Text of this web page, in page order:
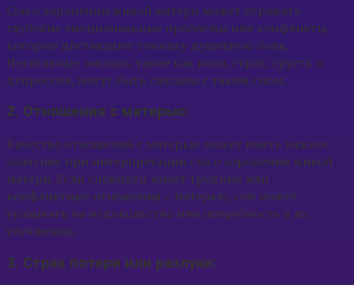
Сон о хоронении живой матери может отражать
глубокие эмоциональные проблемы или конфликты,
которые доставляют соннику душевную боль.
Негативные эмоции, такие как вина, страх, грусть и
депрессия, могут быть связаны с таким сном.
2. Отношения с матерью:
Качество отношений с матерью может иметь важное
значение при интерпретации сна о хоронении живой
матери. Если сновидец имеет трудные или
конфликтные отношения с матерью, сон может
указывать на недовольство или потребность в их
улучшении.
3. Страх потери или разлуки: